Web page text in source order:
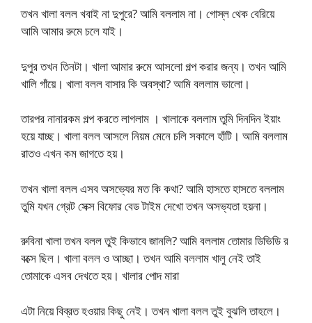
তখন খালা বলল খবাই না দুপুরে? আমি বললাম না। গোস্ল থেক বেরিয়ে
আমি আমার রুমে চলে যাই।
দুপুর তখন তিনটা। খালা আমার রুমে আসলো গল্প করার জন্য। তখন আমি
খালি গাঁয়ে। খালা বলল বাসার কি অবস্থা? আমি বললাম ভালো।
তারপর নানারকম গল্প করতে লাগলাম । খালাকে বললাম তুমি দিনদিন ইয়াং
হয়ে যাচ্ছ। খালা বলল আসলে নিয়ম মেনে চলি সকালে হাঁটি। আমি বললাম
রাতও এখন কম জাগতে হয়।
তখন খালা বলল এসব অসভ্যের মত কি কথা? আমি হাসতে হাসতে বললাম
তুমি যখন গ্রেট সেক্স বিফোর বেড টাইম দেখো তখন অসভ্যতা হয়না।
রুবিনা খালা তখন বলল তুই কিভাবে জানলি? আমি বললাম তোমার ডিভিডি র
বক্সে ছিল। খালা বলল ও আচ্ছা। তখন আমি বললাম খালু নেই তাই
তোমাকে এসব দেখতে হয়। খালার পোদ মারা
এটা নিয়ে বিব্রত হওয়ার কিছু নেই। তখন খালা বলল তুই বুঝলি তাহলে।